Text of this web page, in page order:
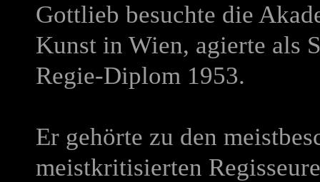
Gottlieb besuchte die
Kunst in Wien, agierte als
Regie-Diplom 1953.
Er gehörte zu den
meistkritisierten